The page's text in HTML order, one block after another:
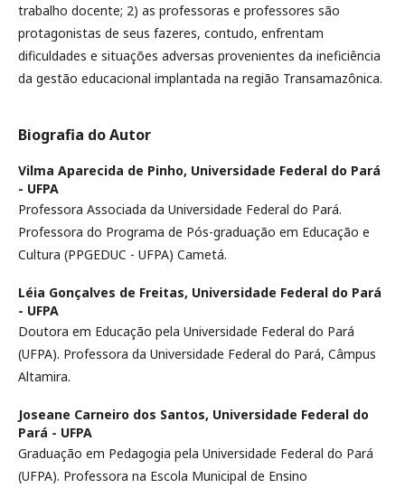
trabalho docente; 2) as professoras e professores são
protagonistas de seus fazeres, contudo, enfrentam
dificuldades e situações adversas provenientes da ineficiência
da gestão educacional implantada na região Transamazônica.
Biografia do Autor
Vilma Aparecida de Pinho, Universidade Federal do Pará
- UFPA
Professora Associada da Universidade Federal do Pará.
Professora do Programa de Pós-graduação em Educação e
Cultura (PPGEDUC - UFPA) Cametá.
Léia Gonçalves de Freitas, Universidade Federal do Pará
- UFPA
Doutora em Educação pela Universidade Federal do Pará
(UFPA). Professora da Universidade Federal do Pará, Câmpus
Altamira.
Joseane Carneiro dos Santos, Universidade Federal do
Pará - UFPA
Graduação em Pedagogia pela Universidade Federal do Pará
(UFPA). Professora na Escola Municipal de Ensino